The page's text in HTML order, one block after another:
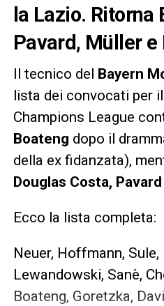
la Lazio. Ritorna
Pavard, Müller e
Il tecnico del Bayern
lista dei convocati per
Champions League
Boateng dopo il
della ex fidanzata),
Douglas Costa,
Ecco la lista completa:
Neuer, Hoffmann,
Lewandowski, Sanè,
Boateng, Goretzka,